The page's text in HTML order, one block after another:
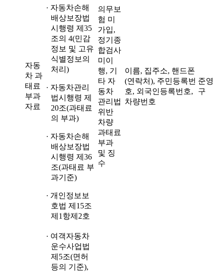
자동
차 과
태료
부과
자료
· 자동차손해
배상보장법
시행령 제35
조의 4(민감
정보 및 고유
식별정보의
처리)
· 자동차관리
법시행령 제
20조(과태료
의 부과)
· 자동차손해
배상보장법
시행령 제36
조(과태료 부
과기준)
· 개인정보보
호법 제15조
제1항제2호
의무보
험 미
가입,
정기종
합검사
미이
행, 기
타 자
동차
관리법
위반
차량
과태료
부과
및 징
수
이름, 집주소, 핸드폰
(연락처), 주민등록번
호, 외국인등록번호,
차량번호
준영
구
· 여객자동차
운수사업법
제5조(면허
등의 기준),